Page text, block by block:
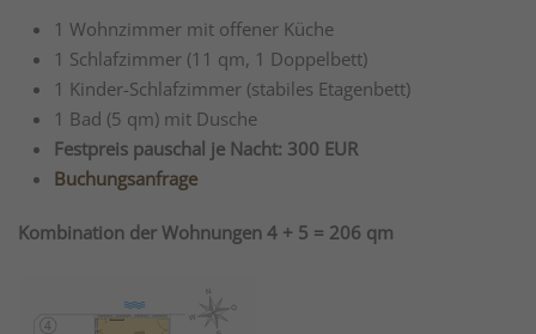
1 Wohnzimmer mit offener Küche
1 Schlafzimmer (11 qm, 1 Doppelbett)
1 Kinder-Schlafzimmer (stabiles Etagenbett)
1 Bad (5 qm) mit Dusche
Festpreis pauschal je Nacht: 300 EUR
Buchungsanfrage
Kombination der Wohnungen 4 + 5 = 206 qm